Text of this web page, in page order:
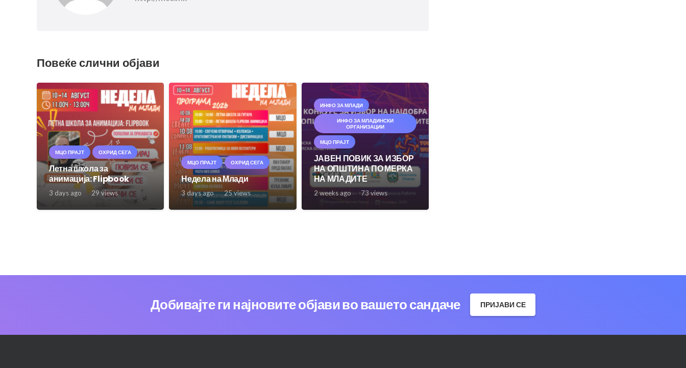
Повеќе слични објави
МЦО ПРАЈТ ОХРИД СЕГА
Летна школа за
анимација: Flipbook
3 days ago 29views
МЦО ПРАЈТ ОХРИД СЕГА
Недела на Млади
3 days ago 25views
ИНФО ЗА МЛАДИ
ИНФО ЗА МЛАДИНСКИ
ОРГАНИЗАЦИИ
МЦО ПРАЈТ
ЈАВЕН ПОВИК ЗА ИЗБОР
НА ОПШТИНА ПО МЕРКА
НА МЛАДИТЕ
2 weeks ago 73views
Добивајте ги најновите објави во вашето сандаче ПРИЈАВИ СЕ